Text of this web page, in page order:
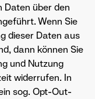
Daten über den
Wenn Sie
dieser Daten aus
dann können Sie
und Nutzung
widerrufen. In
sog. Opt-Out-